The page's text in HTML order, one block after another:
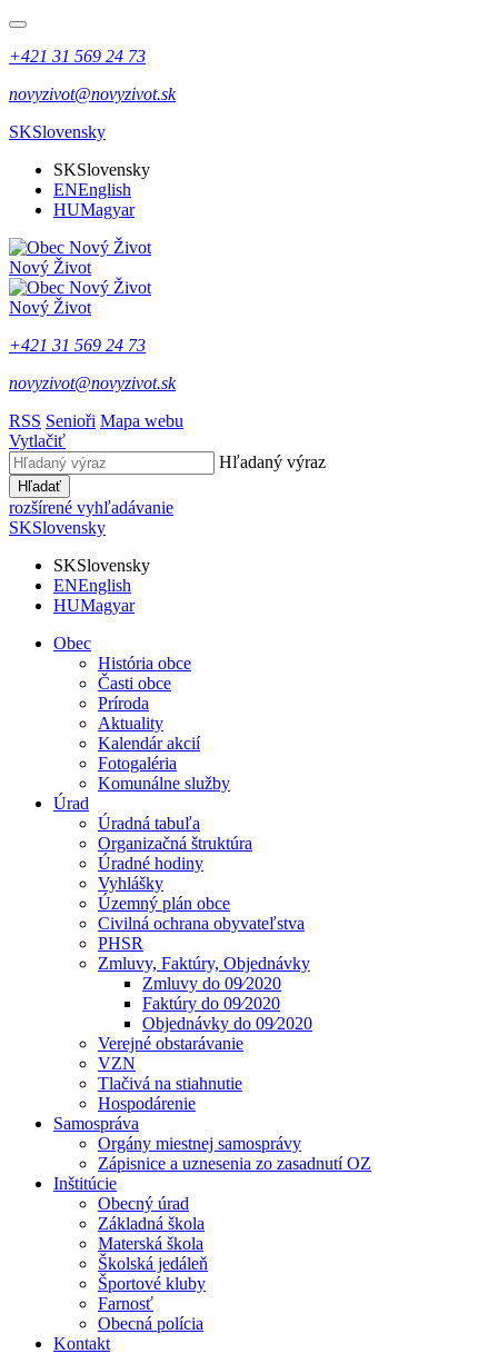
+421 31 569 24 73
novyzivot@novyzivot.sk
SKSlovensky
SKSlovensky
ENEnglish
HUMagyar
Nový Život
Nový Život
+421 31 569 24 73
novyzivot@novyzivot.sk
RSS Senioři Mapa webu
Vytlačiť
Hľadaný výraz
Hľadať
rozšírené vyhľadávanie
SKSlovensky
SKSlovensky
ENEnglish
HUMagyar
Obec
História obce
Časti obce
Príroda
Aktuality
Kalendár akcií
Fotogaléria
Komunálne služby
Úrad
Úradná tabuľa
Organizačná štruktúra
Úradné hodiny
Vyhlášky
Územný plán obce
Civilná ochrana obyvateľstva
PHSR
Zmluvy, Faktúry, Objednávky
Zmluvy do 09⁄2020
Faktúry do 09⁄2020
Objednávky do 09⁄2020
Verejné obstarávanie
VZN
Tlačivá na stiahnutie
Hospodárenie
Samospráva
Orgány miestnej samosprávy
Zápisnice a uznesenia zo zasadnutí OZ
Inštitúcie
Obecný úrad
Základná škola
Materská škola
Školská jedáleň
Športové kluby
Farnosť
Obecná polícia
Kontakt